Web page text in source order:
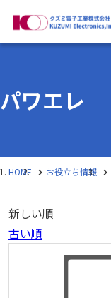
パワエレ
HOME お役立ち情報
新しい順
古い順